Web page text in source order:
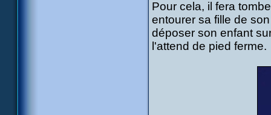
Pour cela, il fera
entourer sa fille de
déposer son enfant
l'attend de pied ferme.